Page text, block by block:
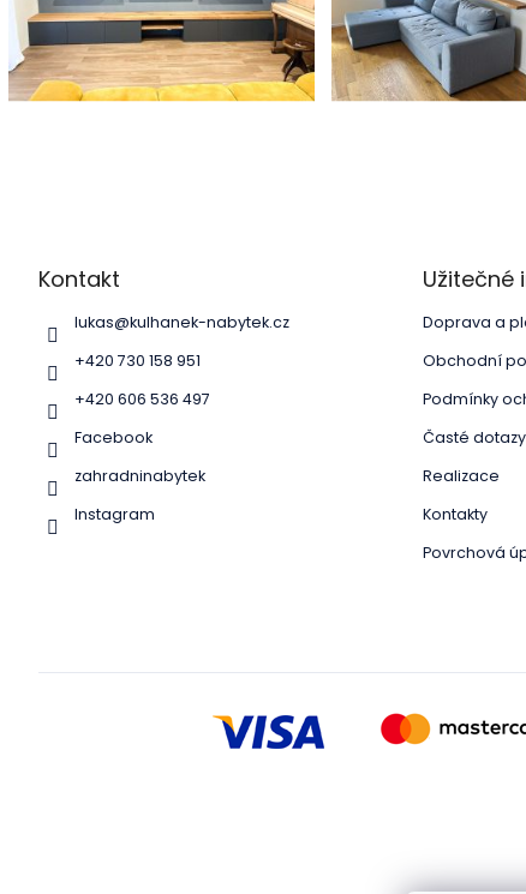
Kontakt
lukas@kulhanek-nabytek.cz
+420 730 158 951
+420 606 536 497
Facebook
zahradninabytek
Instagram
Užitečné
Doprava a
Obchodní
Podmínky
Časté dotazy
Realizace
Kontakty
Povrchová